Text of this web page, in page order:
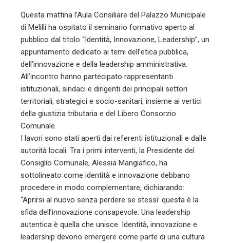
Questa mattina l’Aula Consiliare del Palazzo Municipale
di Melilli ha ospitato il seminario formativo aperto al
pubblico dal titolo “Identità, Innovazione, Leadership”, un
appuntamento dedicato ai temi dell’etica pubblica,
dell’innovazione e della leadership amministrativa.
All’incontro hanno partecipato rappresentanti
istituzionali, sindaci e dirigenti dei principali settori
territoriali, strategici e socio-sanitari, insieme ai vertici
della giustizia tributaria e del Libero Consorzio
Comunale.
I lavori sono stati aperti dai referenti istituzionali e dalle
autorità locali. Tra i primi interventi, la Presidente del
Consiglio Comunale, Alessia Mangiafico, ha
sottolineato come identità e innovazione debbano
procedere in modo complementare, dichiarando:
“Aprirsi al nuovo senza perdere se stessi: questa è la
sfida dell’innovazione consapevole. Una leadership
autentica è quella che unisce. Identità, innovazione e
leadership devono emergere come parte di una cultura